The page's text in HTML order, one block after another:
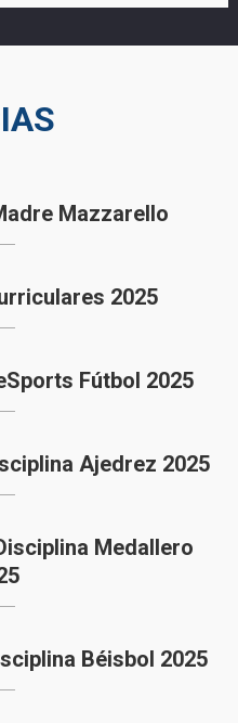
Mazzarello
2025
Fútbol 2025
Ajedrez 2025
Medallero
Béisbol 2025